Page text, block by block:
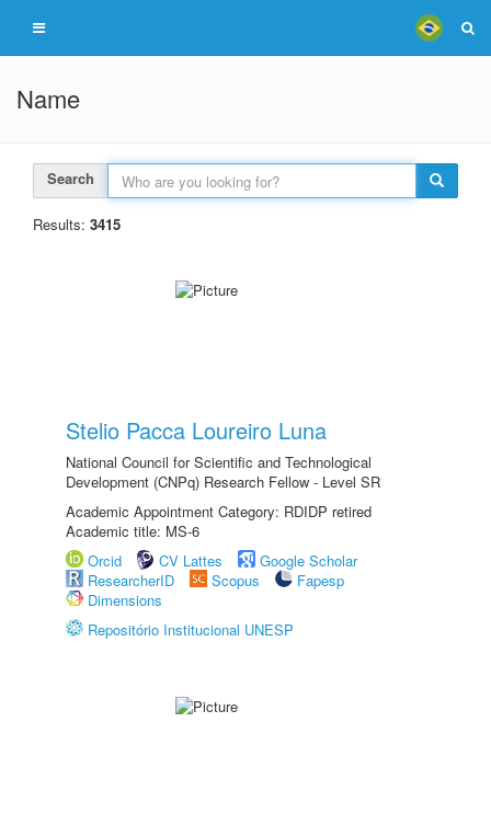
Name
Search
Results: 3415
Stelio Pacca Loureiro Luna
National Council for Scientific and Technological
Development (CNPq) Research Fellow - Level SR
Academic Appointment Category: RDIDP retired
Academic title: MS-6
Orcid
CV Lattes
Google Scholar
ResearcherID
Scopus
Fapesp
Dimensions
Repositório Institucional UNESP